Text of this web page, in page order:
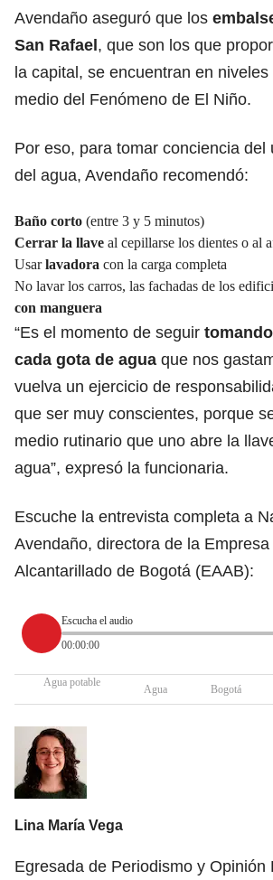
Avendaño aseguró que los
San Rafael, que son los que
la capital, se encuentran en
medio del Fenómeno de El Niño.
Por eso, para tomar conciencia del
del agua, Avendaño recomendó:
Baño corto (entre 3 y 5 minutos)
Cerrar la llave al cepillarse los dientes o al
Usarlavadora con la carga completa
No lavar los carros, las fachadas de los
con manguera
“Es el momento de seguir
cada gota de agua que nos
vuelva un ejercicio de
que ser muy conscientes, porque
medio rutinario que uno abre la
agua”, expresó la funcionaria.
Escuche la entrevista completa a
Avendaño, directora de la
Alcantarillado de Bogotá (EAAB):
Escucha el audio
00:00:00
Agua potable
Agua Bogotá
Lina María Vega
Egresada de Periodismo y Opinión